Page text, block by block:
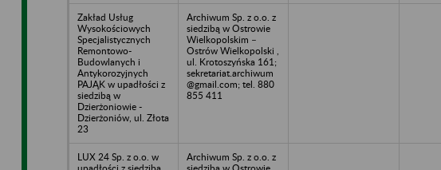
Zakład Usług
Wysokościowych
Specjalistycznych
Remontowo-
Budowlanych i
Antykorozyjnych
PAJĄK w upadłości z
siedzibą w
Dzierżoniowie -
Dzierżoniów, ul. Złota
23
Archiwum Sp. z o.o. z
siedzibą w Ostrowie
Wielkopolskim –
Ostrów Wielkopolski ,
ul. Krotoszyńska 161;
sekretariat.archiwum
@gmail.com; tel. 880
855 411
LUX 24 Sp. z o.o. w
Archiwum Sp. z o.o. z